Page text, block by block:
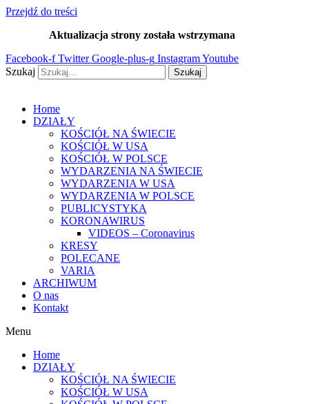
Przejdź do treści
Aktualizacja strony została wstrzymana
Facebook-f Twitter Google-plus-g InstagramYoutube
Szukaj
Szukaj
Home
DZIAŁY
KOŚCIÓŁ NA ŚWIECIE
KOŚCIÓŁ W USA
KOŚCIÓŁ W POLSCE
WYDARZENIA NA ŚWIECIE
WYDARZENIA W USA
WYDARZENIA W POLSCE
PUBLICYSTYKA
KORONAWIRUS
VIDEOS – Coronavirus
KRESY
POLECANE
VARIA
ARCHIWUM
O nas
Kontakt
Menu
Home
DZIAŁY
KOŚCIÓŁ NA ŚWIECIE
KOŚCIÓŁ W USA